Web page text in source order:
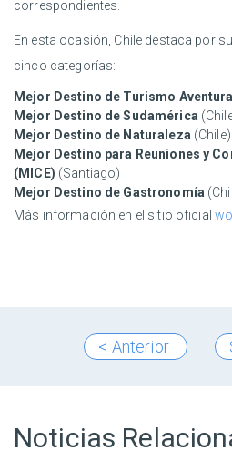
correspondientes.
En esta ocasión, Chile destaca por
cinco categorías:
Mejor Destino de Turismo Aventura
Mejor Destino de Sudamérica
Mejor Destino de Naturaleza (Chile)
Mejor Destino para Reuniones y
(MICE) (Santiago)
Mejor Destino de Gastronomía
Más información en el sitio oficial
< Anterior
Noticias